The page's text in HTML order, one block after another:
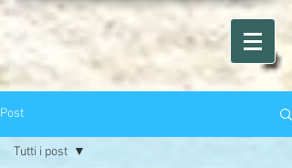
Post
Tutti i post